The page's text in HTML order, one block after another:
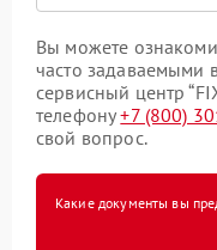
Вы можете
часто задаваемыми
сервисный центр
телефону+7 (800)
свой вопрос.
Какие документы вы